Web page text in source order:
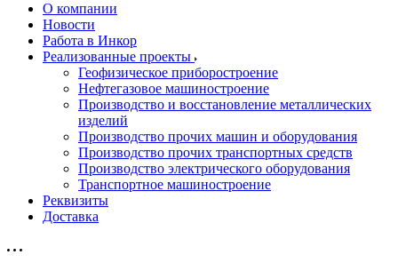
О компании
Новости
Работа в Инкор
Реализованные проекты
Геофизическое приборостроение
Нефтегазовое машиностроение
Производство и восстановление металлических
изделий
Производство прочих машин и оборудования
Производство прочих транспортных средств
Производство электрического оборудования
Транспортное машиностроение
Реквизиты
Доставка